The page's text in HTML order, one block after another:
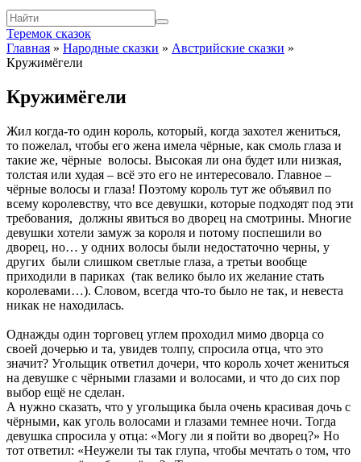
Теремок сказок
Главная » Народные сказки » Австрийские сказки »
Кружимёгели
Кружимёгели
Жил когда-то один король, который, когда захотел жениться,
то пожелал, чтобы его жена имела чёрные, как смоль глаза и
такие же, чёрные волосы. Высокая ли она будет или низкая,
толстая или худая – всё это его не интересовало. Главное –
чёрные волосы и глаза! Поэтому король тут же объявил по
всему королевству, что все девушки, которые подходят под эти
требования, должны явиться во дворец на смотрины. Многие
девушки хотели замуж за короля и потому поспешили во
дворец, но… у одних волосы были недостаточно черны, у
других были слишком светлые глаза, а третьи вообще
приходили в париках (так велико было их желание стать
королевами…). Словом, всегда что-то было не так, и невеста
никак не находилась.
Однажды один торговец углем проходил мимо дворца со
своей дочерью и та, увидев толпу, спросила отца, что это
значит? Угольщик ответил дочери, что король хочет жениться
на девушке с чёрными глазами и волосами, и что до сих пор
выбор ещё не сделан.
А нужно сказать, что у угольщика была очень красивая дочь с
чёрными, как уголь волосами и глазами темнее ночи. Тогда
девушка спросила у отца: «Могу ли я пойти во дворец?» Но
тот ответил: «Неужели ты так глупа, чтобы мечтать о том, что